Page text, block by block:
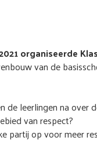
organiseerde
van de
leerlingen na over
van respect?
partij op voor meer